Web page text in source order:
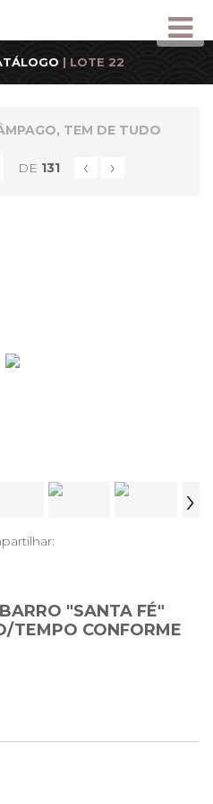
| LOTE 22
TEM DE TUDO
DE 131 ‹ ›
›
"SANTA FÉ"
TEMPO CONFORME